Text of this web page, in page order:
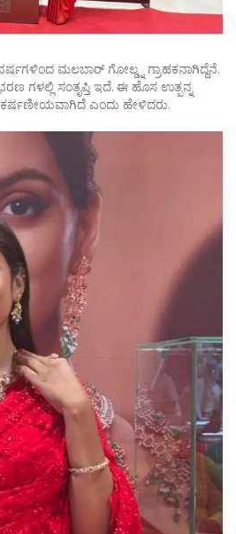
ಮಲಬಾರ್ ಗೋಲ್ಡ್ನ ಗ್ರಾಹಕನಾಗಿದ್ದೆನೆ.
ಗಳಲ್ಲಿ ಸಂತೃಪ್ತಿ ಇದೆ. ಈ ಹೊಸ ಉತ್ಪನ್ನ
ಎಂದು ಹೇಳಿದರು.